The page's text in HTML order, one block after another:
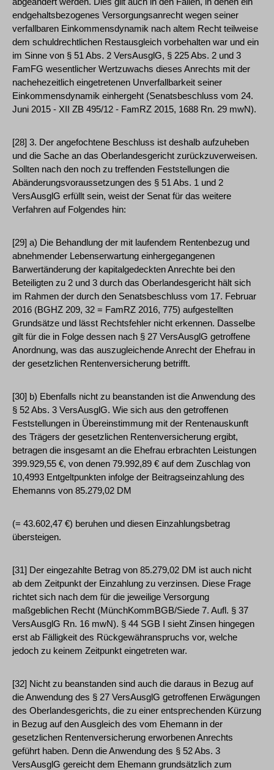
endgehaltsbezogenes Versorgungsanrecht wegen seiner
verfallbaren Einkommensdynamik nach altem Recht teilweise
dem schuldrechtlichen Restausgleich vorbehalten war und ein
im Sinne von § 51 Abs. 2 VersAusglG, § 225 Abs. 2 und 3
FamFG wesentlicher Wertzuwachs dieses Anrechts mit der
nachehezeitlich eingetretenen Unverfallbarkeit seiner
Einkommensdynamik einhergeht (Senatsbeschluss vom 24.
Juni 2015 - XII ZB 495/12 - FamRZ 2015, 1688 Rn. 29 mwN).
[28] 3. Der angefochtene Beschluss ist deshalb aufzuheben
und die Sache an das Oberlandesgericht zurückzuverweisen.
Sollten nach den noch zu treffenden Feststellungen die
Abänderungsvoraussetzungen des § 51 Abs. 1 und 2
VersAusglG erfüllt sein, weist der Senat für das weitere
Verfahren auf Folgendes hin:
[29] a) Die Behandlung der mit laufendem Rentenbezug und
abnehmender Lebenserwartung einhergegangenen
Barwertänderung der kapitalgedeckten Anrechte bei den
Beteiligten zu 2 und 3 durch das Oberlandesgericht hält sich
im Rahmen der durch den Senatsbeschluss vom 17. Februar
2016 (BGHZ 209, 32 = FamRZ 2016, 775) aufgestellten
Grundsätze und lässt Rechtsfehler nicht erkennen. Dasselbe
gilt für die in Folge dessen nach § 27 VersAusglG getroffene
Anordnung, was das auszugleichende Anrecht der Ehefrau in
der gesetzlichen Rentenversicherung betrifft.
[30] b) Ebenfalls nicht zu beanstanden ist die Anwendung des
§ 52 Abs. 3 VersAusglG. Wie sich aus den getroffenen
Feststellungen in Übereinstimmung mit der Rentenauskunft
des Trägers der gesetzlichen Rentenversicherung ergibt,
betragen die insgesamt an die Ehefrau erbrachten Leistungen
399.929,55 €, von denen 79.992,89 € auf dem Zuschlag von
10,4993 Entgeltpunkten infolge der Beitragseinzahlung des
Ehemanns von 85.279,02 DM
(= 43.602,47 €) beruhen und diesen Einzahlungsbetrag
übersteigen.
[31] Der eingezahlte Betrag von 85.279,02 DM ist auch nicht
ab dem Zeitpunkt der Einzahlung zu verzinsen. Diese Frage
richtet sich nach dem für die jeweilige Versorgung
maßgeblichen Recht (MünchKommBGB/Siede 7. Aufl. § 37
VersAusglG Rn. 16 mwN). § 44 SGB I sieht Zinsen hingegen
erst ab Fälligkeit des Rückgewähranspruchs vor, welche
jedoch zu keinem Zeitpunkt eingetreten war.
[32] Nicht zu beanstanden sind auch die daraus in Bezug auf
die Anwendung des § 27 VersAusglG getroffenen Erwägungen
des Oberlandesgerichts, die zu einer entsprechenden Kürzung
in Bezug auf den Ausgleich des vom Ehemann in der
gesetzlichen Rentenversicherung erworbenen Anrechts
geführt haben. Denn die Anwendung des § 52 Abs. 3
VersAusglG gereicht dem Ehemann grundsätzlich zum